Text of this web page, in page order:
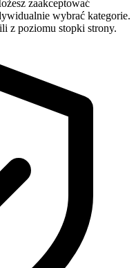
zaakceptować
wybrać kategorie.
z poziomu stopki strony.